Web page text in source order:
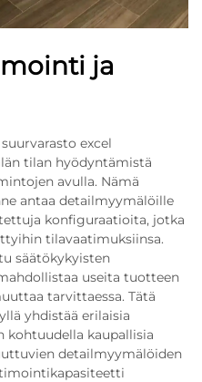
ja
excel
tilan hyödyntämistä
avulla. Nämä
antaa detailmyymälöille
konfiguraatioita, jotka
tilavaatimuksiinsa.
säätökykyisten
useita tuotteen
tarvittaessa. Tätä
yhdistää erilaisia
kohtuudella kaupallisia
detailmyymälöiden